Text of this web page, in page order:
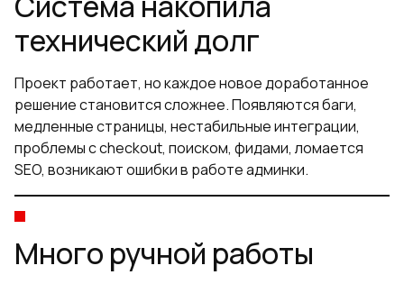
технический долг
Проект работает, но каждое новое доработанное
решение становится сложнее. Появляются баги,
медленные страницы, нестабильные интеграции,
проблемы с checkout, поиском, фидами, ломается
SEO, возникают ошибки в работе админки.
Много ручной работы